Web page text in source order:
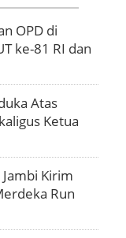
OPD di
ke-81 RI dan
Atas
Ketua
Kirim
Run